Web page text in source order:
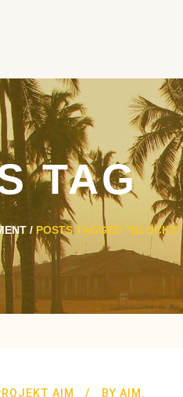
TAG
/ POSTS TAGGED "BLOCKS"
AIM BY AIM.